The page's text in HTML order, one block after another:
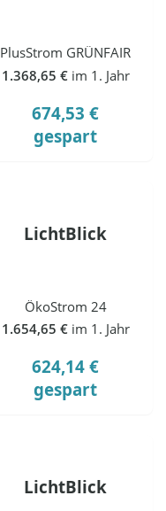
PlusStrom GRÜNFAIR
1.368,65 € im 1. Jahr
674,53 €
gespart
LichtBlick
ÖkoStrom 24
1.654,65 € im 1. Jahr
624,14 €
gespart
LichtBlick